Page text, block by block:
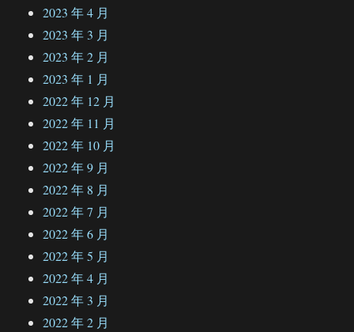
2023 年 4 月
2023 年 3 月
2023 年 2 月
2023 年 1 月
2022 年 12 月
2022 年 11 月
2022 年 10 月
2022 年 9 月
2022 年 8 月
2022 年 7 月
2022 年 6 月
2022 年 5 月
2022 年 4 月
2022 年 3 月
2022 年 2 月